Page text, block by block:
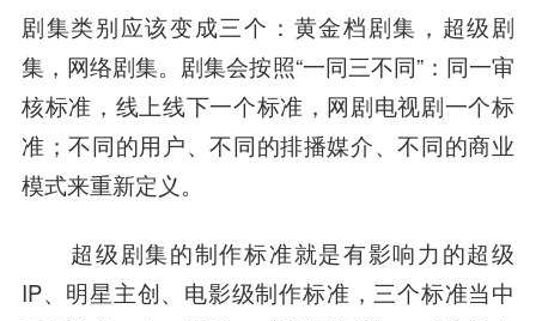
剧集类别应该变成三个：黄金档剧集，超级剧
集，网络剧集。剧集会按照“一同三不同”：同一审
核标准，线上线下一个标准，网剧电视剧一个标
准；不同的用户、不同的排播媒介、不同的商业
模式来重新定义。
超级剧集的制作标准就是有影响力的超级
IP、明星主创、电影级制作标准，三个标准当中